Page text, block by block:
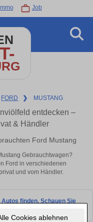
Cookies ablehnen
Immo Job
FORD ❯ MUSTANG
entdecken –
& Händler
Ford Mustang
Gebrauchtwagen?
Ford in verschiedenen
und vom Händler.
finden. Schauen Sie